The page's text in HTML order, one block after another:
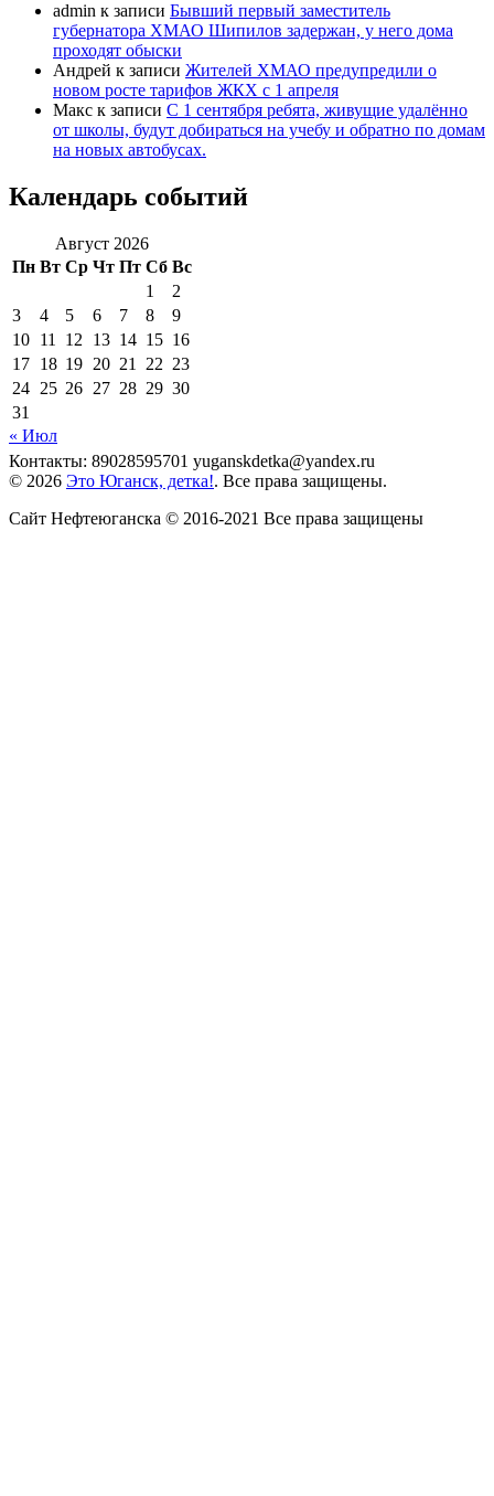
admin к записи Бывший первый заместитель
губернатора ХМАО Шипилов задержан, у него дома
проходят обыски
Андрей к записи Жителей ХМАО предупредили о
новом росте тарифов ЖКХ с 1 апреля
Макс к записи С 1 сентября ребята, живущие удалённо
от школы, будут добираться на учебу и обратно по домам
на новых автобусах.
Календарь событий
Август 2026
Пн Вт Ср Чт Пт Сб Вс
1
2
3
4 5 6 7 8
9
10 11 12 13 14 15 16
17 18 19 20 21 22 23
24 25 26 27 28 29 30
31
« Июл
Контакты: 89028595701 yuganskdetka@yandex.ru
© 2026 Это Юганск, детка!. Все права защищены.
Сайт Нефтеюганска © 2016-2021 Все права защищены